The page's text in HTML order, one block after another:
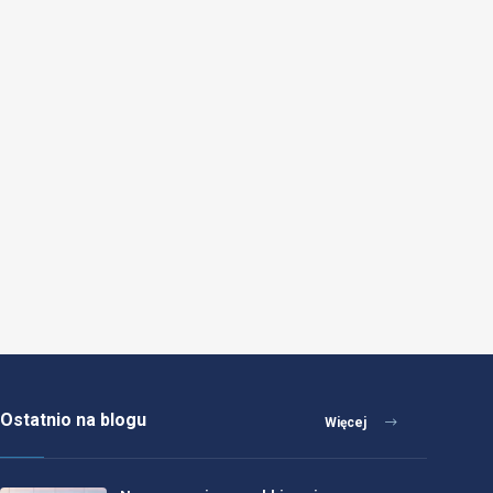
Ostatnio na blogu Więcej